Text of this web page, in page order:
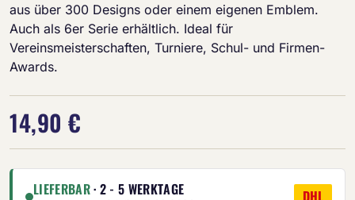
aus über 300 Designs oder einem eigenen Emblem.
Auch als 6er Serie erhältlich. Ideal für
Vereinsmeisterschaften, Turniere, Schul- und Firmen-
Awards.
14,90 €
LIEFERBAR· 2 - 5 WERKTAGE DHL